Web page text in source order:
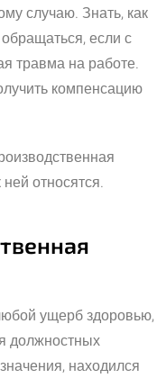
случаю. Знать, как
если с
травма на работе.
компенсацию
относятся.
ущерб здоровью,
должностных
находился